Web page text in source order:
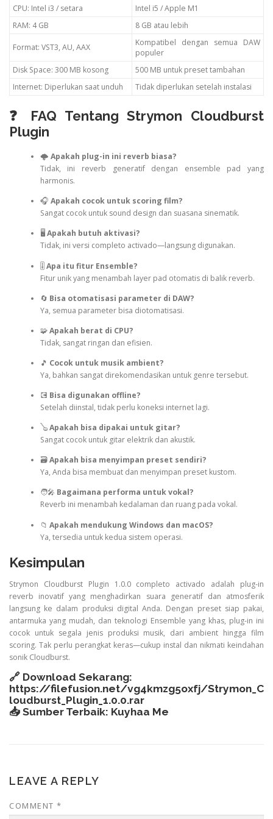
CPU: Intel i3 / setara
Intel i5 / Apple M1
RAM: 4 GB
8 GB atau lebih
Format: VST3, AU, AAX
Kompatibel dengan semua DAW
populer
Disk Space: 300 MB kosong
500 MB untuk preset tambahan
Internet: Diperlukan saat unduh
Tidak diperlukan setelah instalasi
❓ FAQ Tentang Strymon Cloudburst
Plugin
🌩️ Apakah plug-in ini reverb biasa?
Tidak, ini reverb generatif dengan ensemble pad yang
harmonis.
🎧 Apakah cocok untuk scoring film?
Sangat cocok untuk sound design dan suasana sinematik.
🖥️Apakah butuh aktivasi?
Tidak, ini versi completo activado—langsung digunakan.
🎚️ Apa itu fitur Ensemble?
Fitur unik yang menambah layer pad otomatis di balik reverb.
🔄 Bisa otomatisasi parameter di DAW?
Ya, semua parameter bisa diotomatisasi.
🧩Apakah berat di CPU?
Tidak, sangat ringan dan efisien.
🎵 Cocok untuk musik ambient?
Ya, bahkan sangat direkomendasikan untuk genre tersebut.
💽 Bisa digunakan offline?
Setelah diinstal, tidak perlu koneksi internet lagi.
🪕Apakah bisa dipakai untuk gitar?
Sangat cocok untuk gitar elektrik dan akustik.
🗃️Apakah bisa menyimpan preset sendiri?
Ya, Anda bisa membuat dan menyimpan preset kustom.
🧑‍🎤 Bagaimana performa untuk vokal?
Reverb ini menambah kedalaman dan ruang pada vokal.
📁 Apakah mendukung Windows dan macOS?
Ya, tersedia untuk kedua sistem operasi.
Kesimpulan
Strymon Cloudburst Plugin 1.0.0 completo activado adalah plug-in
reverb inovatif yang menghadirkan suara generatif dan atmosferik
langsung ke dalam produksi digital Anda. Dengan preset siap pakai,
antarmuka yang mudah, dan teknologi Ensemble yang khas, plug-in ini
cocok untuk segala jenis produksi musik, dari ambient hingga film
scoring. Tak perlu perangkat keras—cukup instal dan nikmati keindahan
sonik Cloudburst.
🔗 Download Sekarang:
https://filefusion.net/vg4kmzg5oxfj/Strymon_C
loudburst_Plugin_1.0.0.rar
📥 Sumber Terbaik: Kuyhaa Me
LEAVE A REPLY
COMMENT *